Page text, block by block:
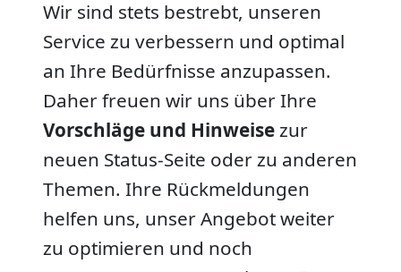
Wir sind stets bestrebt, unseren
Service zu verbessern und optimal
an Ihre Bedürfnisse anzupassen.
Daher freuen wir uns über Ihre
Vorschläge und Hinweisezur
neuen Status-Seite oder zu anderen
Themen. Ihre Rückmeldungen
helfen uns, unser Angebot weiter
zu optimieren und noch